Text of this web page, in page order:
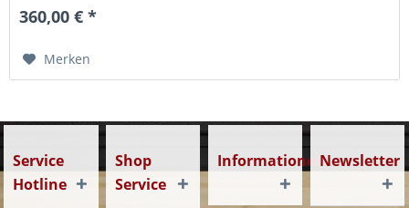
360,00 € *
Merken
Service
Hotline
Shop
Service
InformationenNewsletter